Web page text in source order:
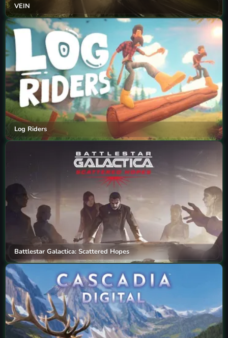
VEIN
Log Riders
Battlestar Galactica: Scattered Hopes